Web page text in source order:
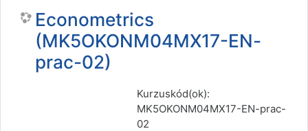
Econometrics
(MK5OKONM04MX17-EN-
prac-02)
Kurzuskód(ok):
MK5OKONM04MX17-EN-prac-
02